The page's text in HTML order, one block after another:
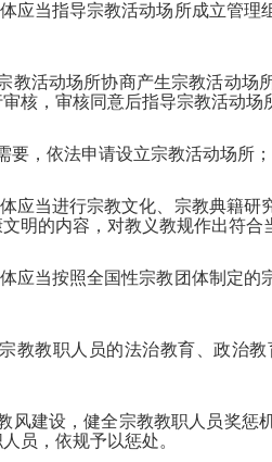
应当指导宗教活动场所成立管
教活动场所协商产生宗教活动
核，审核同意后指导宗教活动
要，依法申请设立宗教活动场所
应当进行宗教文化、宗教典籍
明的内容，对教义教规作出符
应当按照全国性宗教团体制定
教教职人员的法治教育、政治
风建设，健全宗教教职人员奖
员，依规予以惩处。